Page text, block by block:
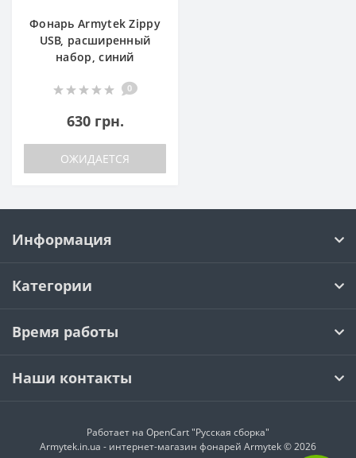
Фонарь Armytek Zippy
USB, расширенный
набор, синий
0
630 грн.
ОЖИДАЕТСЯ
Информация
Категории
Время работы
Наши контакты
Работает на OpenCart "Русская сборка"
Armytek.in.ua - интернет-магазин фонарей Armytek © 2026